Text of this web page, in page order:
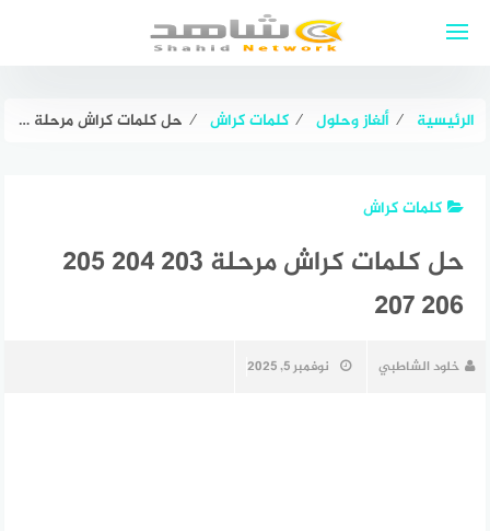
الرئيسية ⁄ ألغاز وحلول ⁄ كلمات كراش ⁄ حل كلمات كراش مرحلة ٢٠٣ ٢٠٤ ٢٠٥ ٢٠٦ ٢٠٧
كلمات كراش
حل كلمات كراش مرحلة ٢٠٣ ٢٠٤ ٢٠٥
٢٠٦ ٢٠٧
خلود الشاطبي نوفمبر 5, 2025